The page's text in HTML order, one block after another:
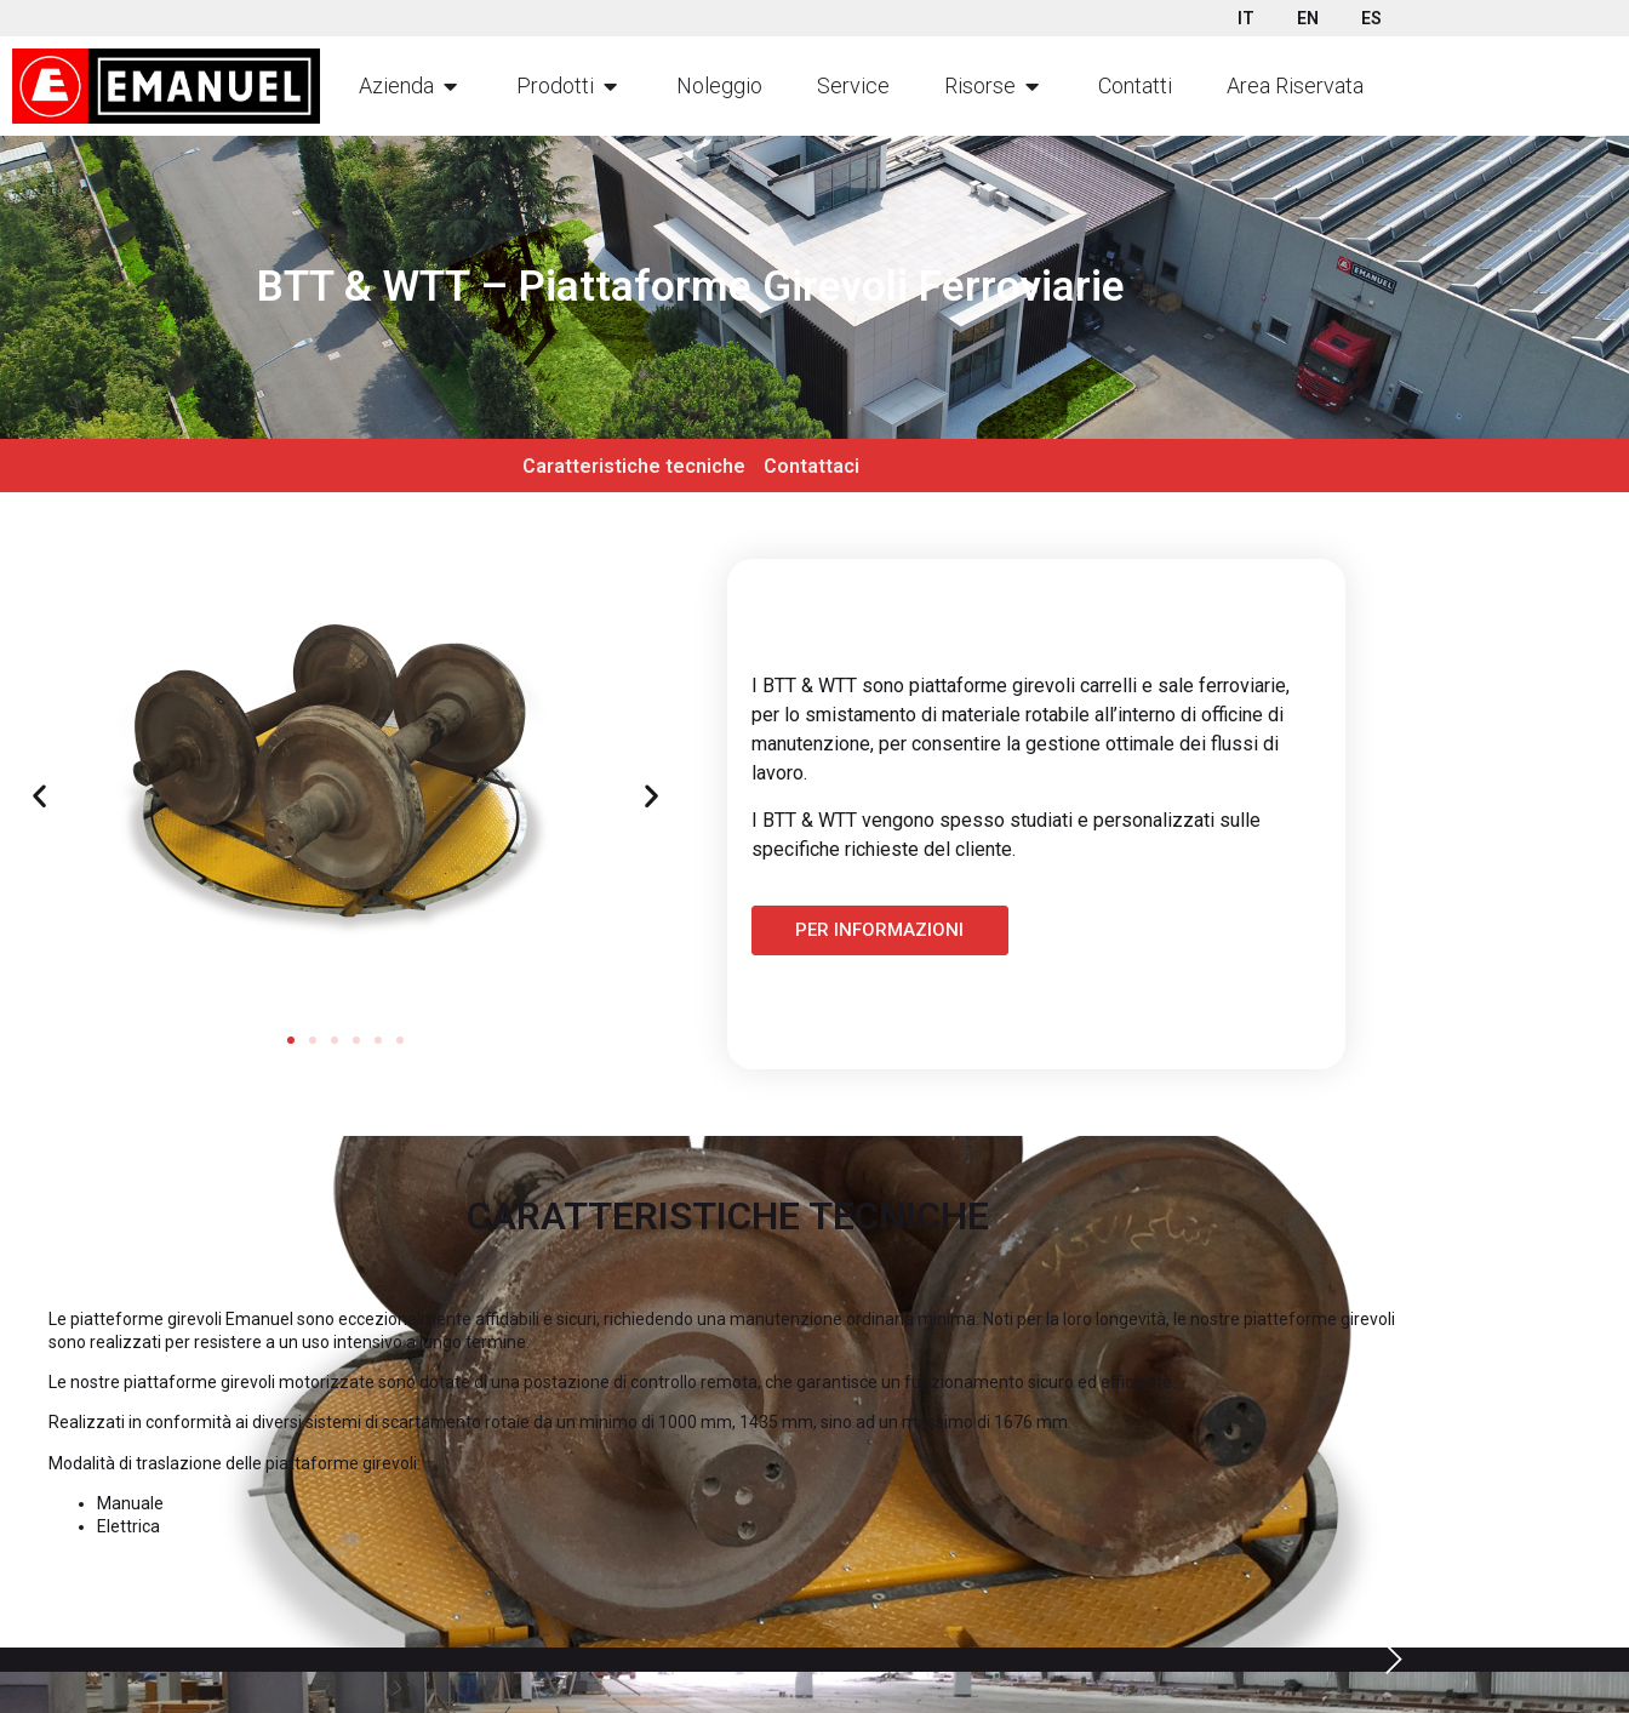
IT EN ES
Azienda Prodotti Noleggio Service Risorse Contatti Area Riservata
BTT & WTT – Piattaforme Girevoli Ferroviarie
Caratteristiche tecniche Contattaci
I BTT & WTT sono piattaforme girevoli carrelli e sale ferroviarie,
per lo smistamento di materiale rotabile all’interno di officine di
manutenzione, per consentire la gestione ottimale dei flussi di
lavoro.
I BTT & WTT vengono spesso studiati e personalizzati sulle
specifiche richieste del cliente.
PER INFORMAZIONI
CARATTERISTICHE TECNICHE
Le piatteforme girevoli Emanuel sono eccezionalmente affidabili e sicuri, richiedendo una manutenzione ordinaria minima. Noti per la loro longevità, le nostre piatteforme girevoli
sono realizzati per resistere a un uso intensivo a lungo termine.
Le nostre piattaforme girevoli motorizzate sono dotate di una postazione di controllo remota, che garantisce un funzionamento sicuro ed efficiente.
Realizzati in conformità ai diversi sistemi di scartamento rotaie da un minimo di 1000 mm, 1435 mm, sino ad un massimo di 1676 mm.
Modalità di traslazione delle piattaforme girevoli:
Manuale
Elettrica